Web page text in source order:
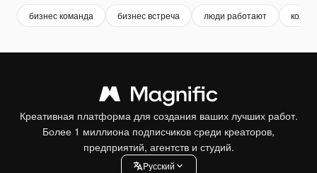
бизнес команда бизнес встреча люди работают
Креативная платформа для создания ваших лучших работ.
Более 1 миллиона подписчиков среди креаторов,
предприятий, агентств и студий.
Pусский